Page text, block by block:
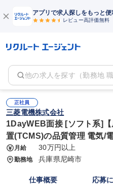
アプリで求人探しをもっと便
レビュー高評価無料
他の求人を探す（勤務地
正社員
三菱電機株式会社
1DayWEB面接 [ソフト系]
置(TCMS)の品質管理 電気/
月給 30万円以上
勤務地 兵庫県尼崎市
仕事概要 応募